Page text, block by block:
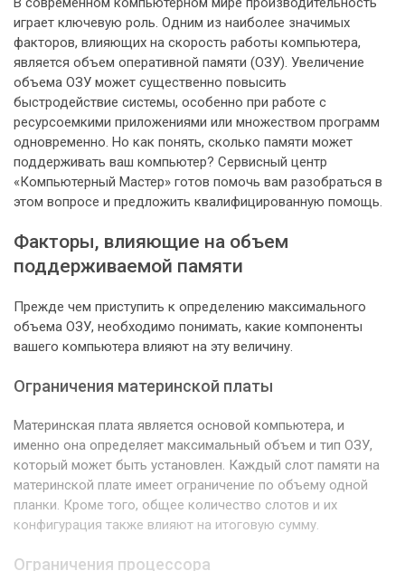
играет ключевую роль. Одним из наиболее значимых
факторов, влияющих на скорость работы компьютера,
является объем оперативной памяти (ОЗУ). Увеличение
объема ОЗУ может существенно повысить
быстродействие системы, особенно при работе с
ресурсоемкими приложениями или множеством программ
одновременно. Но как понять, сколько памяти может
поддерживать ваш компьютер? Сервисный центр
«Компьютерный Мастер» готов помочь вам разобраться в
этом вопросе и предложить квалифицированную помощь.
Факторы, влияющие на объем
поддерживаемой памяти
Прежде чем приступить к определению максимального
объема ОЗУ, необходимо понимать, какие компоненты
вашего компьютера влияют на эту величину.
Ограничения материнской платы
Материнская плата является основой компьютера, и
именно она определяет максимальный объем и тип ОЗУ,
который может быть установлен. Каждый слот памяти на
материнской плате имеет ограничение по объему одной
планки. Кроме того, общее количество слотов и их
конфигурация также влияют на итоговую сумму.
Ограничения процессора